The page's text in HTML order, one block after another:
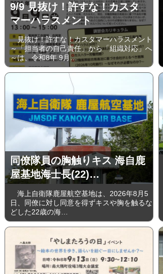
9/9 見抜け！許すな！カスタ
マーハラスメント
見抜け！許すな！カスタマーハラスメント
～「担当者の自己責任」から「組織対応」へ
～は、令和8年 9月…
同僚隊員の胸触りキス 海自鹿
屋基地海士長(22)…
海上自衛隊鹿屋航空基地は、2026年8月5
日、同僚に対し同意を得ずキスや胸を触るな
どした22歳の海…